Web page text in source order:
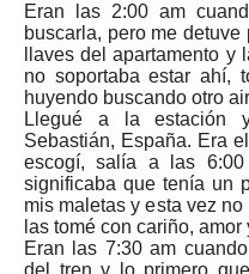
Eran las 2:00 am
buscarla, pero me
llaves del apartamento y
no soportaba estar ahí,
huyendo buscando otro
Llegué a la estación
Sebastián, España. Era
escogí, salía a las
significaba que tenía un
mis maletas y esta vez
las tomé con cariño, amor
Eran las 7:30 am
del tren y lo primero